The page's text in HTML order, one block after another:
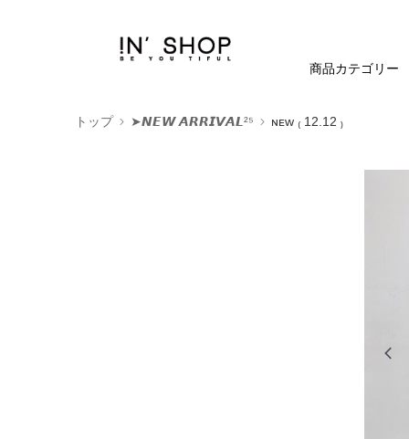
商品カテゴリー
トップ ➤𝙉𝙀𝙒 𝘼𝙍𝙍𝙄𝙑𝘼𝙇²⁵ ɴᴇᴡ ₍ 12.12 ₎